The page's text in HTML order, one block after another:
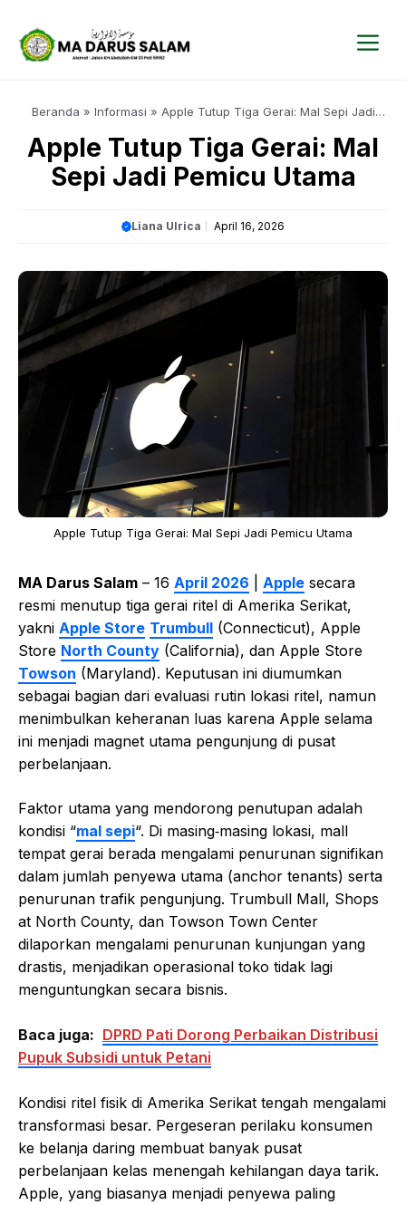
Beranda » Informasi » Apple Tutup Tiga Gerai: Mal Sepi Jadi
Apple Tutup Tiga Gerai: Mal
Sepi Jadi Pemicu Utama
Liana Ulrica April 16, 2026
Apple Tutup Tiga Gerai: Mal Sepi Jadi Pemicu Utama
MA Darus Salam – 16 April 2026 Apple secara
resmi menutup tiga gerai ritel di Amerika Serikat,
yakni Apple Store Trumbull (Connecticut), Apple
Store North County (California), dan Apple Store
Towson (Maryland). Keputusan ini diumumkan
sebagai bagian dari evaluasi rutin lokasi ritel, namun
menimbulkan keheranan luas karena Apple selama
ini menjadi magnet utama pengunjung di pusat
perbelanjaan.
Faktor utama yang mendorong penutupan adalah
kondisi “mal sepi“. Di masing‑masing lokasi, mall
tempat gerai berada mengalami penurunan signifikan
dalam jumlah penyewa utama (anchor tenants) serta
penurunan trafik pengunjung. Trumbull Mall, Shops
at North County, dan Towson Town Center
dilaporkan mengalami penurunan kunjungan yang
drastis, menjadikan operasional toko tidak lagi
menguntungkan secara bisnis.
Baca juga: DPRD Pati Dorong Perbaikan Distribusi
Pupuk Subsidi untuk Petani
Kondisi ritel fisik di Amerika Serikat tengah mengalami
transformasi besar. Pergeseran perilaku konsumen
ke belanja daring membuat banyak pusat
perbelanjaan kelas menengah kehilangan daya tarik.
Apple, yang biasanya menjadi penyewa paling